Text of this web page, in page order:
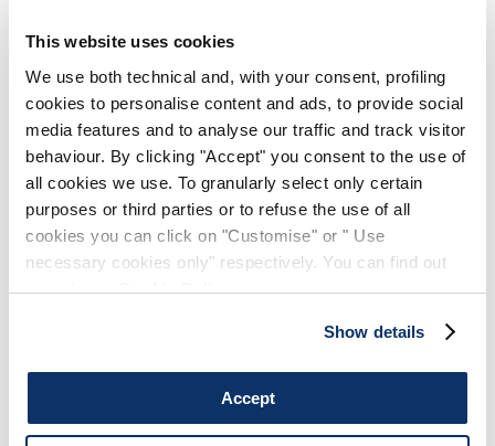
This website uses cookies
We use both technical and, with your consent, profiling
cookies to personalise content and ads, to provide social
media features and to analyse our traffic and track visitor
behaviour. By clicking "Accept" you consent to the use of
all cookies we use. To granularly select only certain
purposes or third parties or to refuse the use of all
cookies you can click on "Customise" or " Use
necessary cookies only" respectively. You can find out
more in ourCookie Policy.
Show details
Accept
(Droits de douane compris)
La robe une épaule Condone exprime le côté le plus
sophistiqué et artisanal de la marque. La caractérisent en
effet des détails précieux comme la passementerie et les
franges, ainsi que le drapé doux et la design une épaule, qui
Encolure ronde. Une épaule. Fermeture boutonnée frontale.